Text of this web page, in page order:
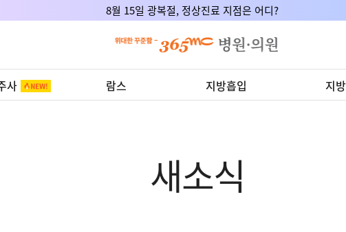
8월 15일 광복절, 정상진료 지점은 어디?
사 람스 지방흡입 지
새소식